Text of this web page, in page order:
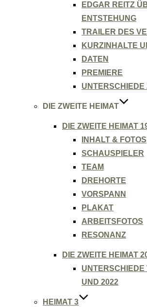
EDGAR REITZ
ENTSTEHUNG
TRAILER DES
KURZINHALTE
DATEN
PREMIERE
UNTERSCHIEDE
DIE ZWEITE HEIMAT
DIE ZWEITE HEIMAT
INHALT & FOTOS
SCHAUSPIELER
TEAM
DREHORTE
VORSPANN
PLAKAT
ARBEITSFOTOS
RESONANZ
DIE ZWEITE HEIMAT
UNTERSCHIEDE
UND 2022
HEIMAT 3